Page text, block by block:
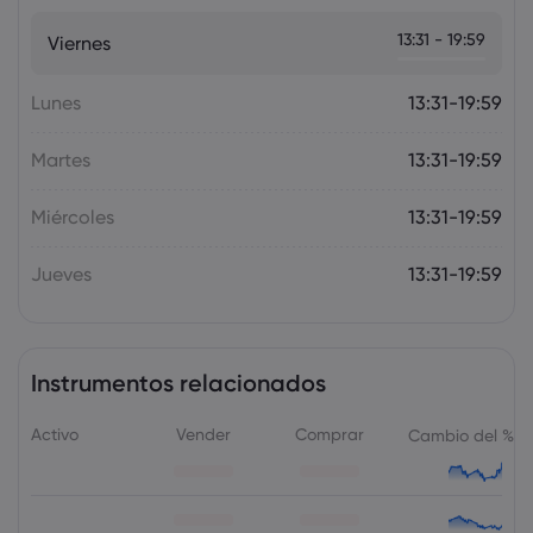
Viernes 13:31 - 19:59
Lunes 13:31-19:59
Martes 13:31-19:59
Miércoles 13:31-19:59
Jueves 13:31-19:59
Instrumentos relacionados
Activo Vender Comprar Cambio del %